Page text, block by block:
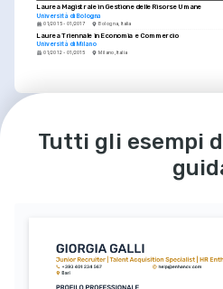
Laurea Magistrale in Gestione delle Risorse Umane
Università di Bologna
01/2015 - 01/2017 Bologna, Italia
Laurea Triennale in Economia e Commercio
Università di Milano
01/2012 - 01/2015 Milano, Italia
Madrelingua
Tutti gli esempi